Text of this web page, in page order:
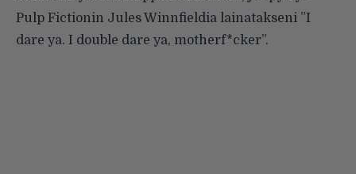
Pulp Fictionin Jules Winnfieldia lainatakseni ”I
dare ya. I double dare ya, motherf*cker”.